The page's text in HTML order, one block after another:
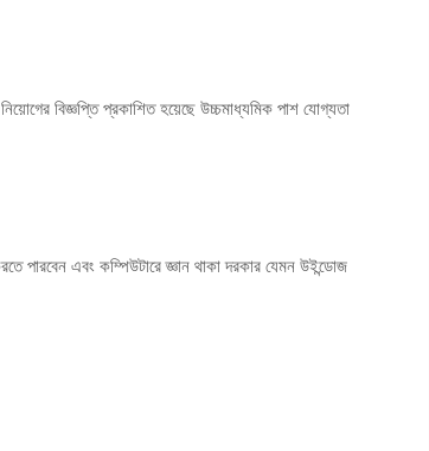
বিজ্ঞপ্তি প্রকাশিত হয়েছে উচ্চমাধ্যমিক পাশ যোগ্যতা
পারবেন এবং কম্পিউটারে জ্ঞান থাকা দরকার যেমন উইন্ডোজ